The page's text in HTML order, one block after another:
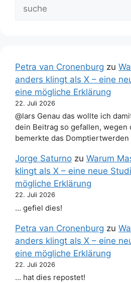
Petra van Cronenburg zu
anders klingt als X – eine
eine mögliche Erklärung
22. Juli 2026
@lars Genau das wollte ich
dein Beitrag so gefallen, wegen
bemerkte das Domptiertwerden
Jorge Saturno zu Warum
klingt als X – eine neue
mögliche Erklärung
22. Juli 2026
… gefiel dies!
Petra van Cronenburg zu
anders klingt als X – eine
eine mögliche Erklärung
22. Juli 2026
… hat dies repostet!